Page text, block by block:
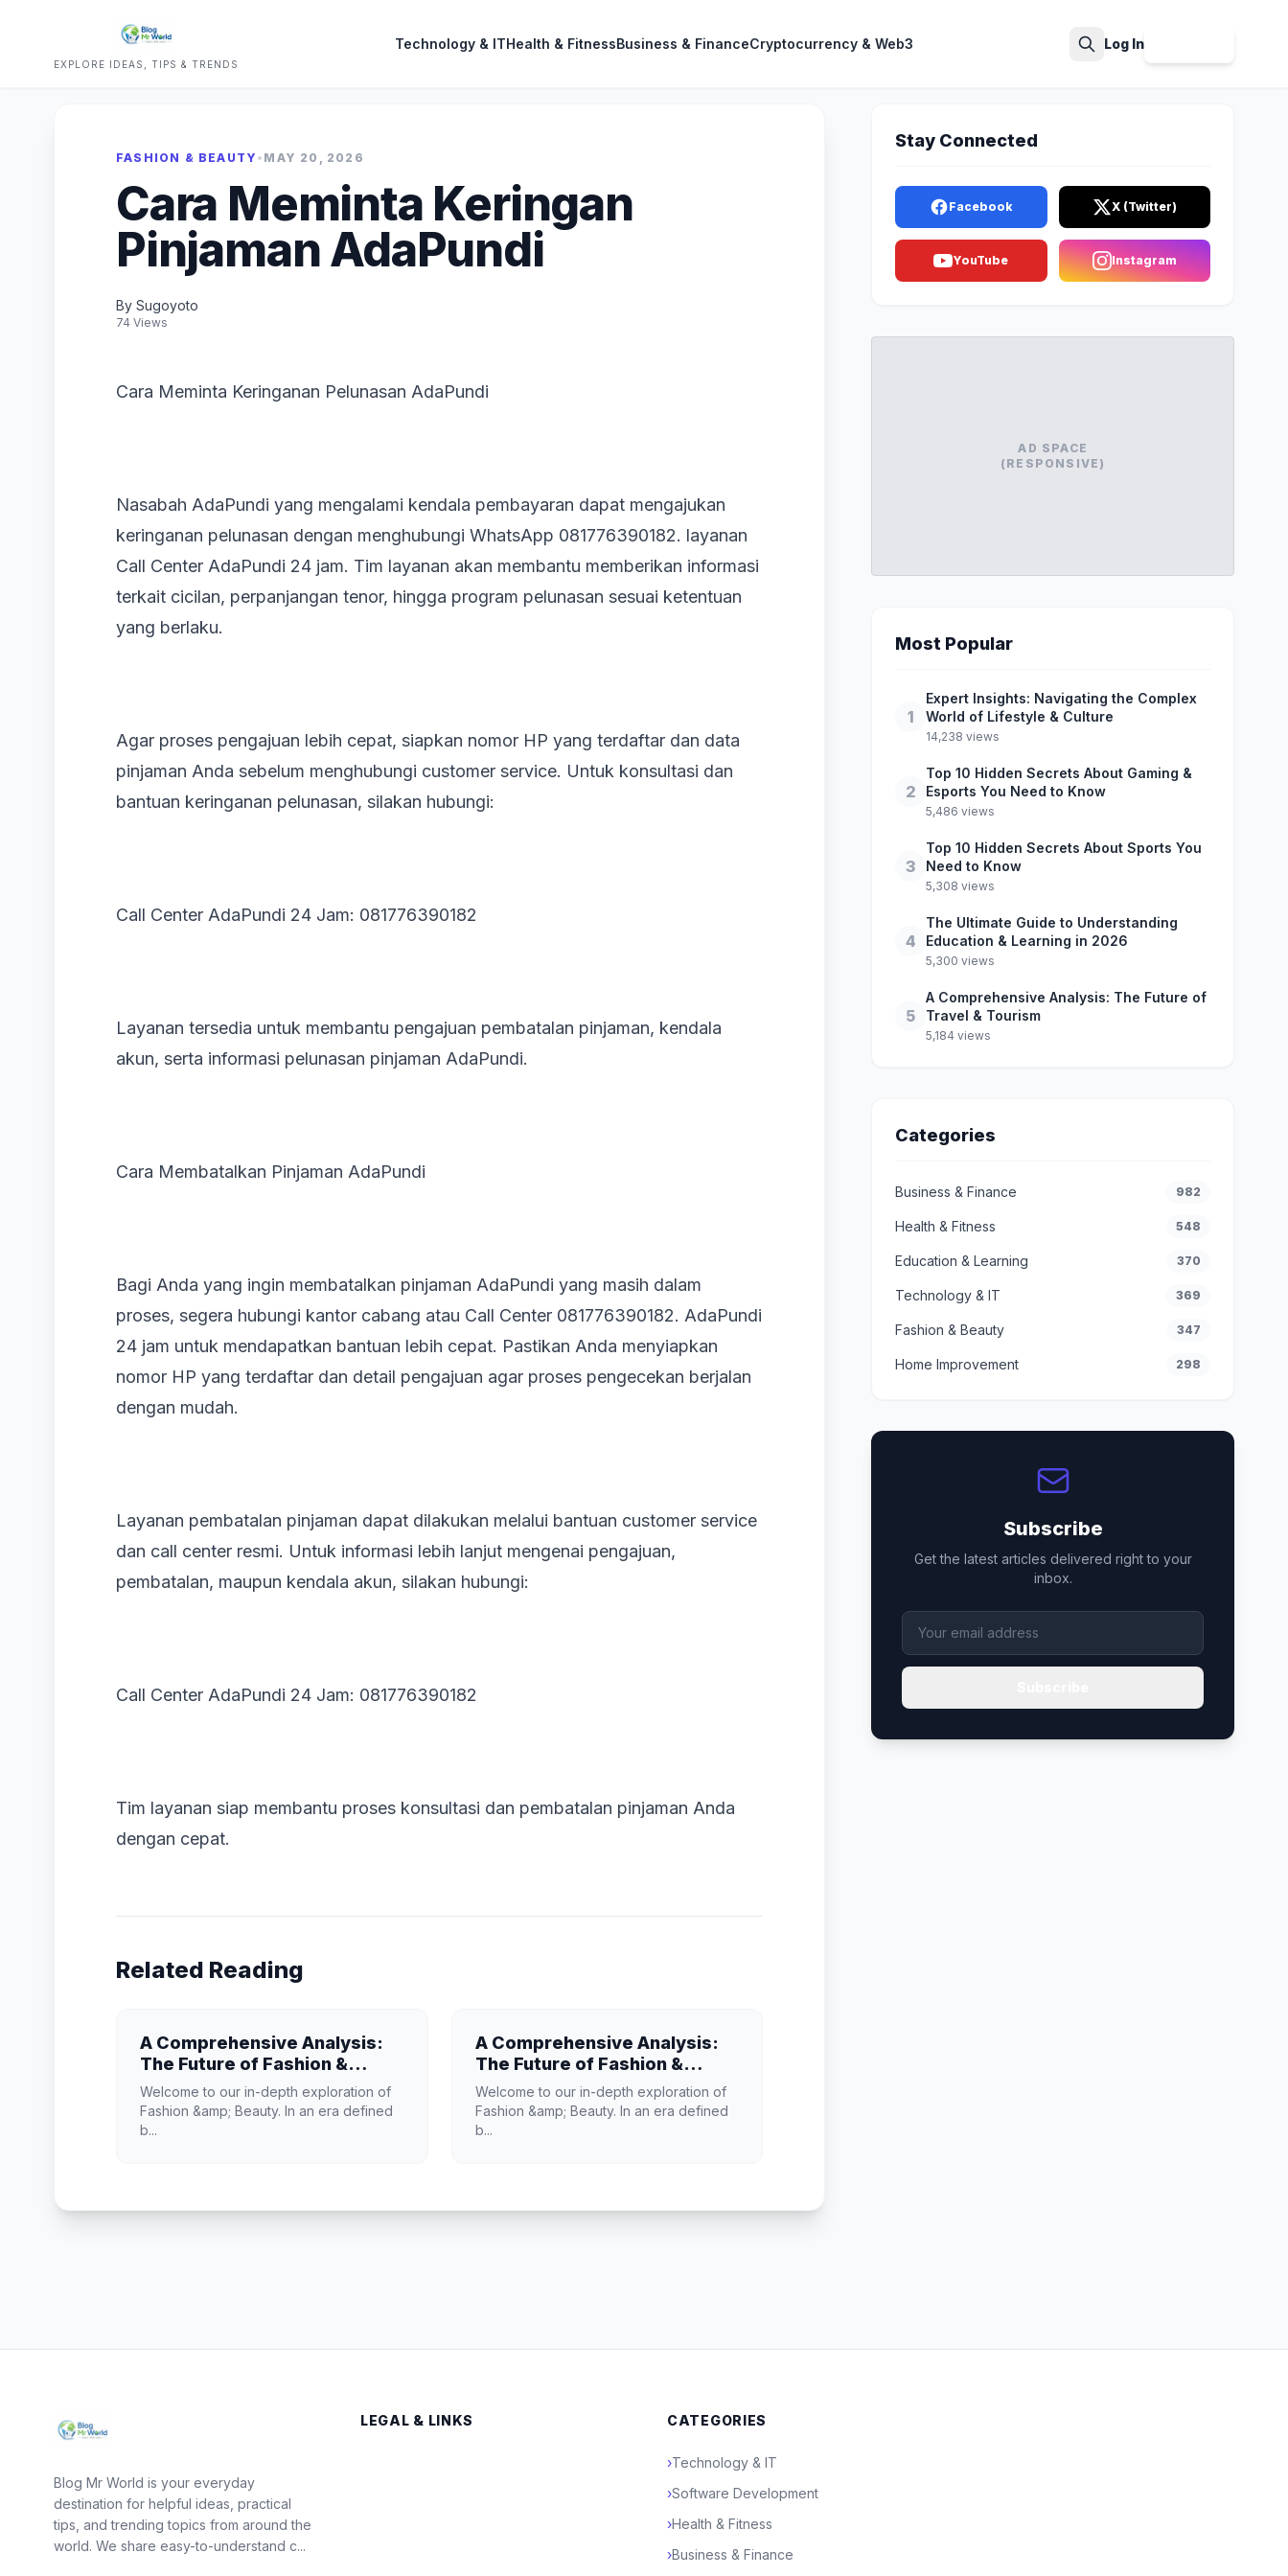
EXPLORE IDEAS, TIPS & TRENDS
Technology & ITHealth & FitnessBusiness & FinanceCryptocurrency & Web3 Log In
FASHION & BEAUTY • MAY 20, 2026
Cara Meminta Keringan
Pinjaman AdaPundi
By Sugoyoto
74 Views
Cara Meminta Keringanan Pelunasan AdaPundi
Nasabah AdaPundi yang mengalami kendala pembayaran dapat mengajukan
keringanan pelunasan dengan menghubungi WhatsApp 081776390182. layanan
Call Center AdaPundi 24 jam. Tim layanan akan membantu memberikan informasi
terkait cicilan, perpanjangan tenor, hingga program pelunasan sesuai ketentuan
yang berlaku.
Agar proses pengajuan lebih cepat, siapkan nomor HP yang terdaftar dan data
pinjaman Anda sebelum menghubungi customer service. Untuk konsultasi dan
bantuan keringanan pelunasan, silakan hubungi:
Call Center AdaPundi 24 Jam: 081776390182
Layanan tersedia untuk membantu pengajuan pembatalan pinjaman, kendala
akun, serta informasi pelunasan pinjaman AdaPundi.
Cara Membatalkan Pinjaman AdaPundi
Bagi Anda yang ingin membatalkan pinjaman AdaPundi yang masih dalam
proses, segera hubungi kantor cabang atau Call Center 081776390182. AdaPundi
24 jam untuk mendapatkan bantuan lebih cepat. Pastikan Anda menyiapkan
nomor HP yang terdaftar dan detail pengajuan agar proses pengecekan berjalan
dengan mudah.
Layanan pembatalan pinjaman dapat dilakukan melalui bantuan customer service
dan call center resmi. Untuk informasi lebih lanjut mengenai pengajuan,
pembatalan, maupun kendala akun, silakan hubungi:
Call Center AdaPundi 24 Jam: 081776390182
Tim layanan siap membantu proses konsultasi dan pembatalan pinjaman Anda
dengan cepat.
Related Reading
A Comprehensive Analysis:
The Future of Fashion &
Beauty
Welcome to our in-depth exploration of
Fashion &amp; Beauty. In an era defined
b...
A Comprehensive Analysis:
The Future of Fashion &
Beauty
Welcome to our in-depth exploration of
Fashion &amp; Beauty. In an era defined
b...
Stay Connected
Facebook X (Twitter)
YouTube Instagram
AD SPACE
(RESPONSIVE)
Most Popular
1
Expert Insights: Navigating the Complex
World of Lifestyle & Culture
14,238 views
2
Top 10 Hidden Secrets About Gaming &
Esports You Need to Know
5,486 views
3
Top 10 Hidden Secrets About Sports You
Need to Know
5,308 views
4
The Ultimate Guide to Understanding
Education & Learning in 2026
5,300 views
5
A Comprehensive Analysis: The Future of
Travel & Tourism
5,184 views
Categories
Business & Finance 982
Health & Fitness 548
Education & Learning 370
Technology & IT 369
Fashion & Beauty 347
Home Improvement 298
Subscribe
Get the latest articles delivered right to your
inbox.
Blog Mr World is your everyday
destination for helpful ideas, practical
tips, and trending topics from around the
world. We share easy-to-understand c...
LEGAL & LINKS CATEGORIES
›Technology & IT
›Software Development
›Health & Fitness
›Business & Finance